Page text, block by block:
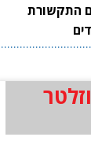
התקשורת